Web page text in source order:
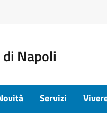
Napoli
Servizi